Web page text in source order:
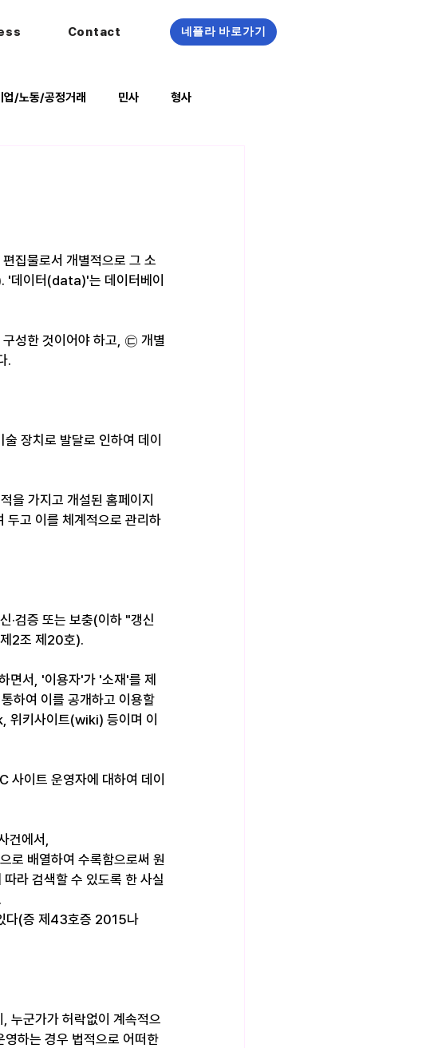
Contact 네플라 바로가기
업/노동/공정거래 민사 형사
집물로서 개별적으로 그 소
'데이터(data)'는 데이터베이
성한 것이어야 하고, ㉢ 개별
.
장치로 발달로 인하여 데이
을 가지고 개설된 홈페이지
두고 이를 체계적으로 관리하
·검증 또는 보충(이하 "갱신
2조 제20호).
면서, '이용자'가 '소재'를 제
하여 이를 공개하고 이용할
위키사이트(wiki) 등이며 이
사이트 운영자에 대하여 데이
건에서,
로 배열하여 수록함으로써 원
라 검색할 수 있도록 한 사실
다(증 제43호증 2015나
누군가가 허락없이 계속적으
하는 경우 법적으로 어떠한